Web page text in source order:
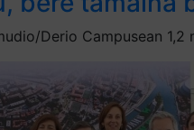
Derio Campusean